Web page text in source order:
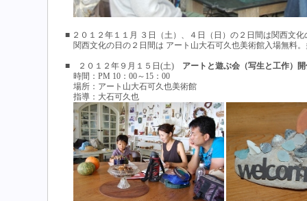
■ ２０１２年１１月 ３日（土）、４日（日）の２日間は関西文化
関西文化の日の２日間は アート山大石可久也美術館入場無料
■ ２０１２年９月１５日(土) アートと遊ぶ会（写生と工作）
時間：PM 10：00～15：00
場所：アート山大石可久也美術館
指導：大石可久也